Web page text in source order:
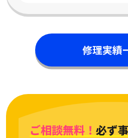
修理実績
ご相談無料！ 必ず